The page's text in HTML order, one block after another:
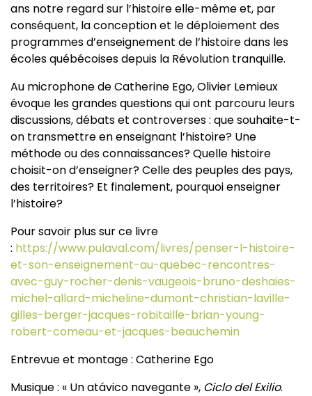
ans notre regard sur l’histoire elle-même et, par
conséquent, la conception et le déploiement des
programmes d’enseignement de l’histoire dans les
écoles québécoises depuis la Révolution tranquille.
Au microphone de Catherine Ego, Olivier Lemieux
évoque les grandes questions qui ont parcouru leurs
discussions, débats et controverses : que souhaite-t-
on transmettre en enseignant l’histoire? Une
méthode ou des connaissances? Quelle histoire
choisit-on d’enseigner? Celle des peuples des pays,
des territoires? Et finalement, pourquoi enseigner
l’histoire?
Pour savoir plus sur ce livre
: https://www.pulaval.com/livres/penser-l-histoire-
et-son-enseignement-au-quebec-rencontres-
avec-guy-rocher-denis-vaugeois-bruno-deshaies-
michel-allard-micheline-dumont-christian-laville-
gilles-berger-jacques-robitaille-brian-young-
robert-comeau-et-jacques-beauchemin
Entrevue et montage : Catherine Ego
Musique : « Un atávico navegante », Ciclo del Exilio.